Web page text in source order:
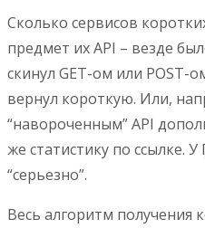
Сколько сервисов
предмет их API – везде
скинул GET-ом или POST-
вернул короткую. Или,
“навороченным” API
же статистику по ссылке. У
“серьезно”.
Весь алгоритм получения